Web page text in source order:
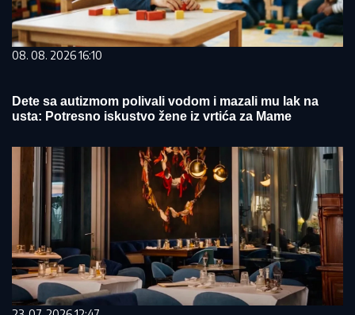
08. 08. 2026 16:10
Dete sa autizmom polivali vodom i mazali mu lak na
usta: Potresno iskustvo žene iz vrtića za Mame